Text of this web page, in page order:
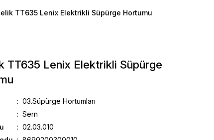
TT635 Lenix Elektrikli Süpürge Hortumu
TT635 Lenix Elektrikli Süpürge
03.Süpürge Hortumları
Sern
02.03.010